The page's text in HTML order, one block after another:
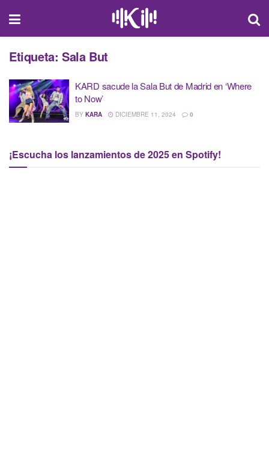
Etiqueta: Sala But
KARD sacude la Sala But de Madrid en ‘Where
to Now’
BY KARA DICIEMBRE 11, 2024 0
¡Escucha los lanzamientos de 2025 en Spotify!